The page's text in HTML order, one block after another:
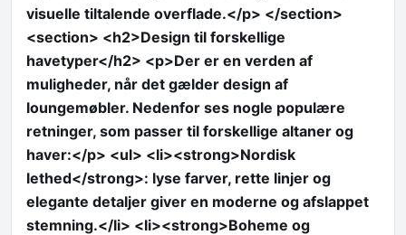
visuelle tiltalende overflade.</p> </section>
<section> <h2>Design til forskellige
havetyper</h2> <p>Der er en verden af
muligheder, når det gælder design af
loungemøbler. Nedenfor ses nogle populære
retninger, som passer til forskellige altaner og
haver:</p> <ul> <li><strong>Nordisk
lethed</strong>: lyse farver, rette linjer og
elegante detaljer giver en moderne og afslappet
stemning.</li> <li><strong>Boheme og